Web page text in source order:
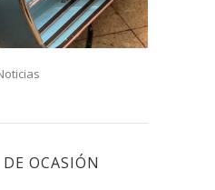
OCASIÓN